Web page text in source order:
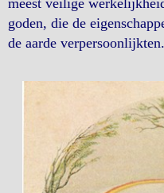
meest veilige
goden, die de
de aarde verpersoonlijkten.